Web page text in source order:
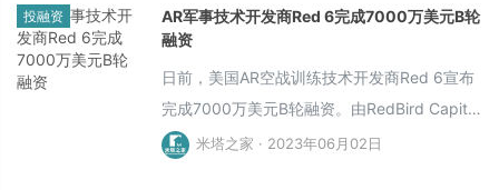
投融资
AR军事技术开发商Red 6完成7000万美元B轮
融资
日前，美国AR空战训练技术开发商Red 6宣布
完成7000万美元B轮融资。由RedBird Capital
Partners领投，Alpha Edison、AEI Horizon X
米塔之家 · 2023年06月02日